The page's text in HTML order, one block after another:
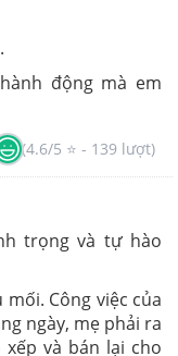
động mà em
(4.6/5 ⭐ - 139 lượt)
trọng và tự hào
Công việc của
ngày, mẹ phải ra
và bán lại cho